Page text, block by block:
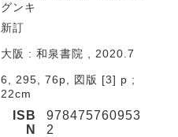
グンキ
新訂
大阪 : 和泉書院 , 2020.7
6, 295, 76p, 図版 [3] p ;
22cm
ISB
N
978475760953
2